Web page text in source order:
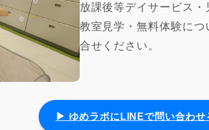
放課後等デイサービス・
教室見学・無料体験に
合せください。
▶ ゆめラボにLINEで問い合わせ